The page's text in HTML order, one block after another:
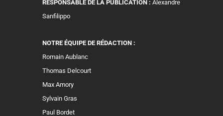
RESPONSABLE DE LA PUBLICATION : Alexandre
Sanfilippo
NOTRE ÉQUIPE DE RÉDACTION :
Romain Aublanc
Thomas Delcourt
Max Amory
Sylvain Gras
Paul Bordet